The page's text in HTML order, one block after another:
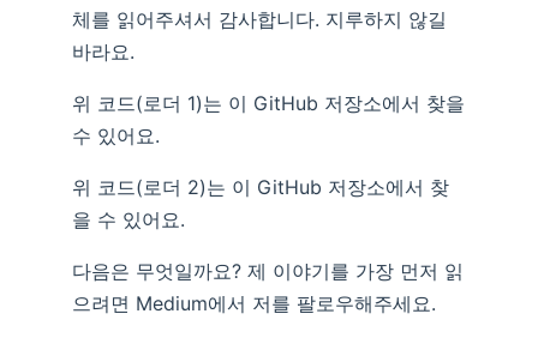
체를 읽어주셔서 감사합니다. 지루하지 않길
바라요.
위 코드(로더 1)는 이 GitHub 저장소에서 찾을
수 있어요.
위 코드(로더 2)는 이 GitHub 저장소에서 찾
을 수 있어요.
다음은 무엇일까요? 제 이야기를 가장 먼저 읽
으려면 Medium에서 저를 팔로우해주세요.